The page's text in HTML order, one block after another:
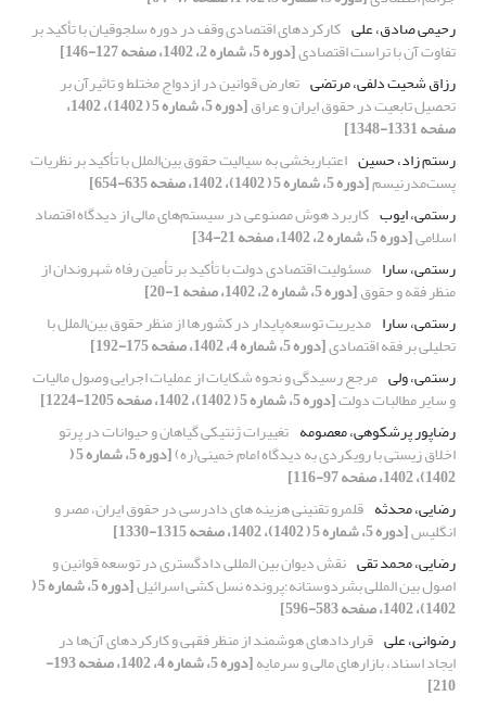
رحیمی‏ صادق، علی کارکردهای اقتصادی وقف در دوره سلجوقیان با تأکید بر
تفاوت آن با تراست اقتصادی[دوره 5، شماره 2، 1402، صفحه 127-146]
رزاق شحیت دلفی، مرتضی تعارض قوانین در ازدواج مختلط و تاثیرآن بر
تحصیل تابعیت در حقوق ایران و عراق [دوره 5، شماره 5 ( 1402)، 1402،
صفحه 1331-1348]
رستم زاد، حسین اعتباربخشی به سیالیت حقوق بین‌الملل با تأکید بر نظریات
پست‌مدرنیسم[دوره 5، شماره 5 ( 1402)، 1402، صفحه 635-654]
رستمی، ایوب کاربرد هوش مصنوعی در سیستم‌های مالی از دیدگاه اقتصاد
اسلامی[دوره 5، شماره 2، 1402، صفحه 21-34]
رستمی، سارا مسئولیت اقتصادی دولت با تأکید بر تأمین رفاه شهروندان از
منظر فقه و حقوق[دوره 5، شماره 2، 1402، صفحه 1-20]
رستمی، سارا مدیریت توسعه‌پایدار در کشورها از منظر حقوق بین‌الملل با
تحلیلی بر فقه اقتصادی[دوره 5، شماره 4، 1402، صفحه 175-192]
رستمی، ولی مرجع رسیدگی و نحوه شکایات از عملیات اجرایی وصول مالیات
و سایر مطالبات دولت[دوره 5، شماره 5 ( 1402)، 1402، صفحه 1205-1224]
رضاپور پرشکوهی، معصومه تغییرات ژنتیکی گیاهان و حیوانات در پرتو
اخلاق زیستی با رویکردی به دیدگاه امام خمینی(ره) [دوره 5، شماره 5 (
1402)، 1402، صفحه 97-116]
رضایی، محدثه قلمرو تقنینی هزینه های دادرسی در حقوق ایران، مصر و
انگلیس[دوره 5، شماره 5 ( 1402)، 1402، صفحه 1315-1330]
رضایی، محمد تقی نقش دیوان بین المللی دادگستری در توسعه قوانین و
اصول بین المللی بشردوستانه؛پرونده نسل کشی اسرائیل [دوره 5، شماره 5 (
1402)، 1402، صفحه 583-596]
رضوانی، علی قراردادهای هوشمند از منظر فقهی و کارکرد‌های آن‌ها در
ایجاد اسناد، بازارهای مالی و سرمایه [دوره 5، شماره 4، 1402، صفحه 193-
210]